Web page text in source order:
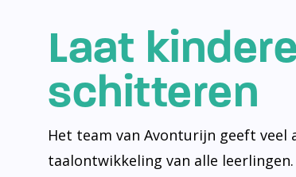
Laat
schitteren
taalontwikkeling van alle leerlingen.
Monique (adjunct-directeur) en